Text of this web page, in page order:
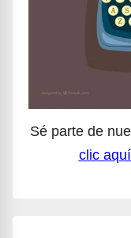
Sé parte de
clic